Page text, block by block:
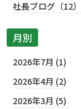
社長ブログ（12）
月別
2026年7月 (1)
2026年4月 (2)
2026年3月 (5)